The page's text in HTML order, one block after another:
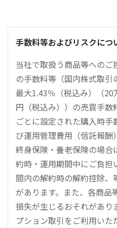
手数料等およびリスクにつ
当社で取扱う商品等への
の手数料等（国内株式取
最大1.43％（税込み）（
円（税込み））の売買手
ごとに設定された購入時
び運用管理費用（信託報酬
終身保険・養老保険の場
約時・運用期間中にご負
間内の解約時の解約控除
があります。また、各商品
損失が生じるおそれがあり
プション取引をご利用い